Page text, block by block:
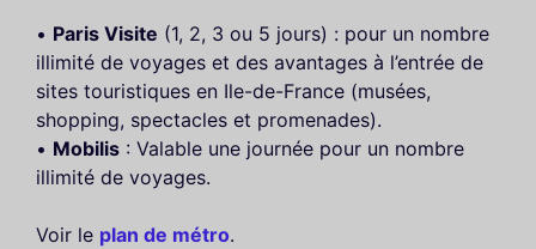
• Paris Visite (1, 2, 3 ou 5 jours) : pour un nombre
illimité de voyages et des avantages à l’entrée de
sites touristiques en Ile-de-France (musées,
shopping, spectacles et promenades).
• Mobilis : Valable une journée pour un nombre
illimité de voyages.
Voir le plan de métro.